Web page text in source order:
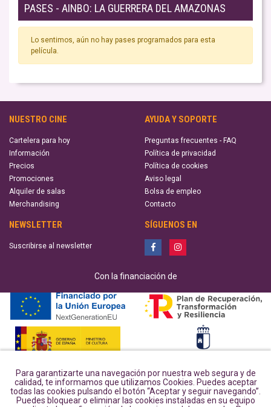
Para garantizarte una navegación por nuestra web segura y de
calidad, te informamos que utilizamos Cookies. Puedes aceptar
todas las cookies pulsando el botón “Aceptar y seguir navegando”.
Puedes bloquear o eliminar las cookies instaladas en su equipo
PASES - AINBO: LA GUERRERA DEL AMAZONAS
Lo sentimos, aún no hay pases programados para esta
película.
NUESTRO CINE
Cartelera para hoy
Información
Precios
Promociones
Alquiler de salas
Merchandising
AYUDA Y SOPORTE
Preguntas frecuentes - FAQ
Política de privacidad
Política de cookies
Aviso legal
Bolsa de empleo
Contacto
NEWSLETTER
Suscribirse al newsletter
SÍGUENOS EN
Con la financiación de